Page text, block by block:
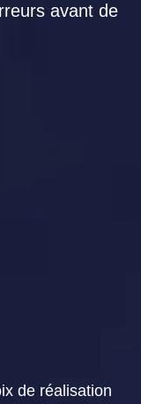
avant de
de réalisation